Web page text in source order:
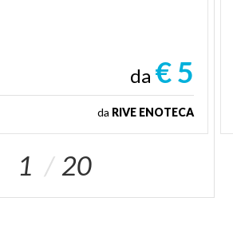
da € 5
da RIVE ENOTECA
1 20